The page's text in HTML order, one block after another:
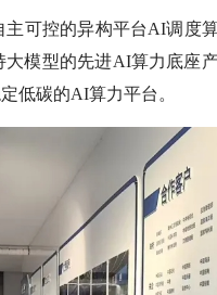
可控的异构平台AI调度
模型的先进AI算力底座
低碳的AI算力平台。